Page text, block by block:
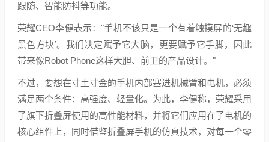
跟随、智能防抖等功能。
荣耀CEO李健表示："手机不该只是一个有着触摸屏的‘无趣
黑色方块’。我们决定赋予它大脑，更要赋予它手脚，因此
带来像Robot Phone这样大胆、前卫的产品设计。"
不过，要想在寸土寸金的手机内部塞进机械臂和电机，必须
满足两个条件：高强度、轻量化。为此，李健称，荣耀采用
了旗下折叠屏使用的高性能材料，并将它们应用在了电机的
核心组件上，同时借鉴折叠屏手机的仿真技术，对每一个零